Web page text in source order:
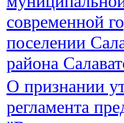
современной
поселении
района
О признании
регламента